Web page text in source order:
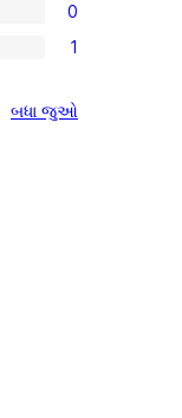
0
1
બધા સમીક્ષાઓ
જુઓ